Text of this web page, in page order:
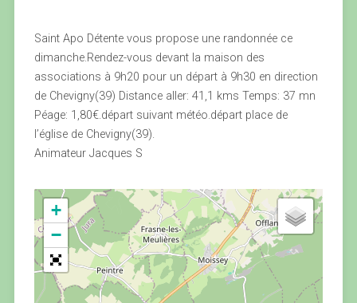
Saint Apo Détente vous propose une randonnée ce
dimanche.Rendez-vous devant la maison des
associations à 9h20 pour un départ à 9h30 en direction
de Chevigny(39) Distance aller: 41,1 kms Temps: 37 mn
Péage: 1,80€.départ suivant météo.départ place de
l’église de Chevigny(39).
Animateur Jacques S
+
−